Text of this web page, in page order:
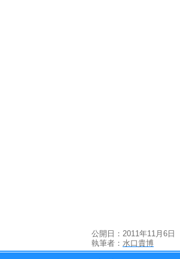
公開日：2011年11月6日
執筆者： 水口貴博